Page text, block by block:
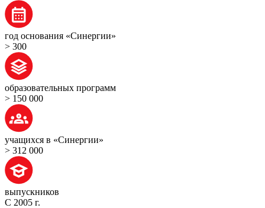
год основания «Синергии»
> 300
образовательных программ
> 150 000
учащихся в «Синергии»
> 312 000
выпускников
С 2005 г.